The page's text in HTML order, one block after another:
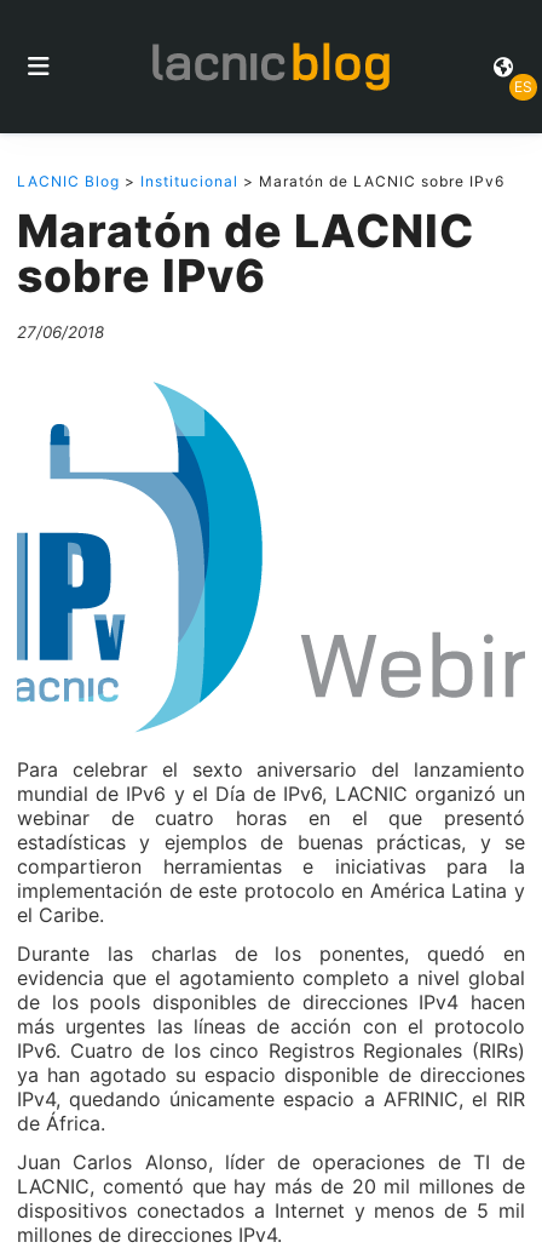
ES
LACNIC Blog > Institucional > Maratón de LACNIC sobre IPv6
Maratón de LACNIC
sobre IPv6
27/06/2018
Para celebrar el sexto aniversario del lanzamiento
mundial de IPv6 y el Día de IPv6, LACNIC organizó un
webinar de cuatro horas en el que presentó
estadísticas y ejemplos de buenas prácticas, y se
compartieron herramientas e iniciativas para la
implementación de este protocolo en América Latina y
el Caribe.
Durante las charlas de los ponentes, quedó en
evidencia que el agotamiento completo a nivel global
de los pools disponibles de direcciones IPv4 hacen
más urgentes las líneas de acción con el protocolo
IPv6. Cuatro de los cinco Registros Regionales (RIRs)
ya han agotado su espacio disponible de direcciones
IPv4, quedando únicamente espacio a AFRINIC, el RIR
de África.
Juan Carlos Alonso, líder de operaciones de TI de
LACNIC, comentó que hay más de 20 mil millones de
dispositivos conectados a Internet y menos de 5 mil
millones de direcciones IPv4.